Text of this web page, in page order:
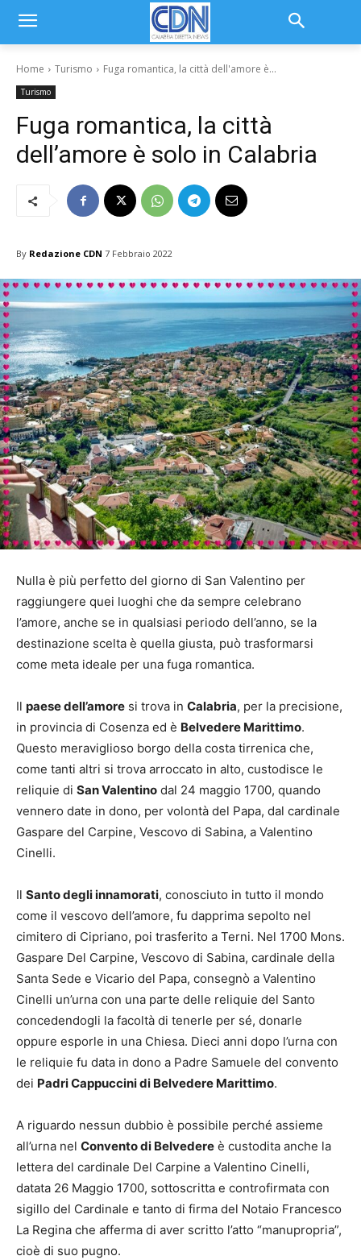
Home Turismo Fuga romantica, la città dell'amore è...
Turismo
Fuga romantica, la città
dell’amore è solo in Calabria
By Redazione CDN 7 Febbraio 2022
Nulla è più perfetto del giorno di San Valentino per
raggiungere quei luoghi che da sempre celebrano
l’amore, anche se in qualsiasi periodo dell’anno, se la
destinazione scelta è quella giusta, può trasformarsi
come meta ideale per una fuga romantica.
Il paese dell’amore si trova in Calabria, per la precisione,
in provincia di Cosenza ed è Belvedere Marittimo.
Questo meraviglioso borgo della costa tirrenica che,
come tanti altri si trova arroccato in alto, custodisce le
reliquie di San Valentino dal 24 maggio 1700, quando
vennero date in dono, per volontà del Papa, dal cardinale
Gaspare del Carpine, Vescovo di Sabina, a Valentino
Cinelli.
Il Santo degli innamorati, conosciuto in tutto il mondo
come il vescovo dell’amore, fu dapprima sepolto nel
cimitero di Cipriano, poi trasferito a Terni. Nel 1700 Mons.
Gaspare Del Carpine, Vescovo di Sabina, cardinale della
Santa Sede e Vicario del Papa, consegnò a Valentino
Cinelli un’urna con una parte delle reliquie del Santo
concedendogli la facoltà di tenerle per sé, donarle
oppure esporle in una Chiesa. Dieci anni dopo l’urna con
le reliquie fu data in dono a Padre Samuele del convento
dei Padri Cappuccini di Belvedere Marittimo.
A riguardo nessun dubbio è possibile perché assieme
all’urna nel Convento di Belvedere è custodita anche la
lettera del cardinale Del Carpine a Valentino Cinelli,
datata 26 Maggio 1700, sottoscritta e controfirmata con
sigillo del Cardinale e tanto di firma del Notaio Francesco
La Regina che afferma di aver scritto l’atto “manupropria”,
cioè di suo pugno.